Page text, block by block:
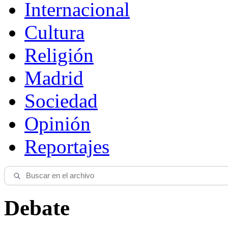
Internacional
Cultura
Religión
Madrid
Sociedad
Opinión
Reportajes
Debate